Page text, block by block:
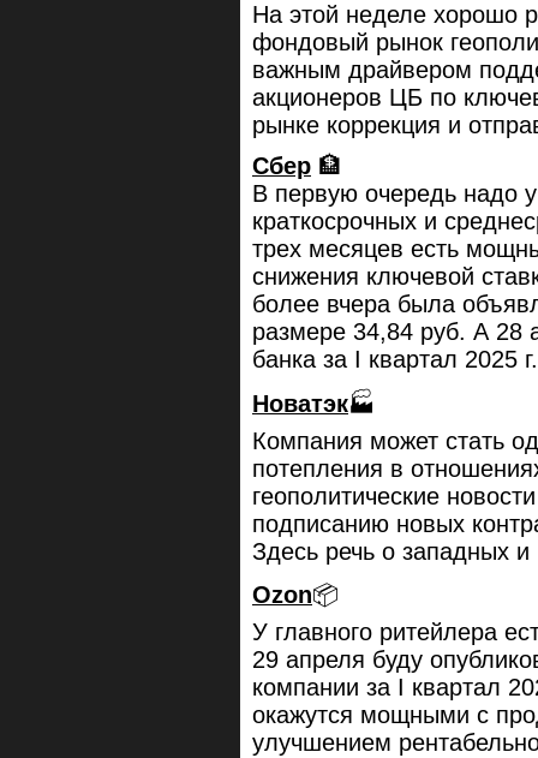
На этой неделе хорошо
фондовый рынок
важным драйвером
акционеров ЦБ по
рынке коррекция и
Сбер 🏦
В первую очередь надо
краткосрочных и
трех месяцев есть
снижения ключевой
более вчера была
размере 34,84 руб. А
банка за I квартал 2025 г.
Новатэк🏭
Компания может стать
потепления в
геополитические
подписанию новых
Здесь речь о западных и
Ozon📦
У главного ритейлера
29 апреля буду
компании за I квартал
окажутся мощными с
улучшением